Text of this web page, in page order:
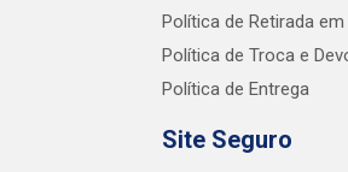
Política de Retirada
Política de Troca e
Política de Entrega
Site Seguro